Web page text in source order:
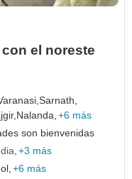
el noreste
Sarnath,
Nalanda, +6 más
son bienvenidas
+3 más
+6 más